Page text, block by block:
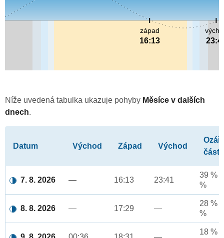
západ
16:13
Níže uvedená tabulka ukazuje pohyby Měsíce v dalších
dnech.
Datum Východ Západ Východ
část
7. 8. 2026 — 16:13 23:41
39 %
%
8. 8. 2026 — 17:29 —
28 %
%
18 %